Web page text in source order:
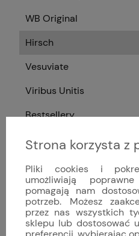
WB Original
Hirsch
Vesuviate
Viribus Unitis
Bestsellery
Styl zegarka
Zegarki męskie
Zegarki damskie
Typ mechanizmu
Strona korzysta z
Pliki cookies i
umożliwiają
pomagają nam
potrzeb. Możesz
przez nas wszystkich
sklepu lub dostosować